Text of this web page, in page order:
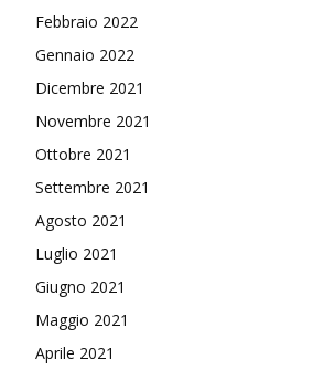
Febbraio 2022
Gennaio 2022
Dicembre 2021
Novembre 2021
Ottobre 2021
Settembre 2021
Agosto 2021
Luglio 2021
Giugno 2021
Maggio 2021
Aprile 2021